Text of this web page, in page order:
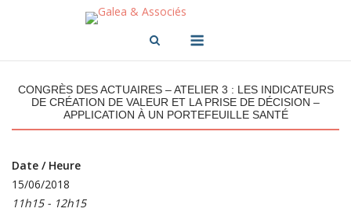
CONGRÈS DES ACTUAIRES – ATELIER 3 : LES INDICATEURS
DE CRÉATION DE VALEUR ET LA PRISE DE DÉCISION –
APPLICATION À UN PORTEFEUILLE SANTÉ
Date / Heure
15/06/2018
11h15 - 12h15